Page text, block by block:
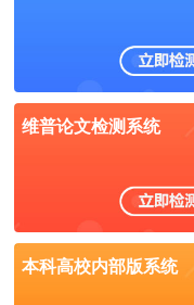
维普论文检测系统
本科高校内部版系统